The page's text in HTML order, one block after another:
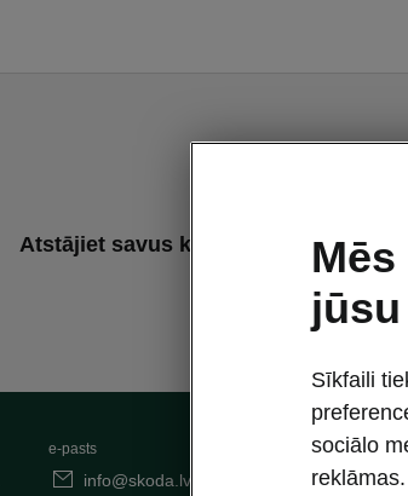
Atstājiet savus kontaktus un mēs
e-pasts
info@skoda.lv
Sīkfaili
sociālo